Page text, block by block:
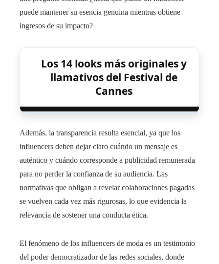
puede mantener su esencia genuina mientras obtiene
ingresos de su impacto?
Los 14 looks más originales y
llamativos del Festival de
Cannes
Además, la transparencia resulta esencial, ya que los
influencers deben dejar claro cuándo un mensaje es
auténtico y cuándo corresponde a publicidad remunerada
para no perder la confianza de su audiencia. Las
normativas que obligan a revelar colaboraciones pagadas
se vuelven cada vez más rigurosas, lo que evidencia la
relevancia de sostener una conducta ética.
El fenómeno de los influencers de moda es un testimonio
del poder democratizador de las redes sociales, donde